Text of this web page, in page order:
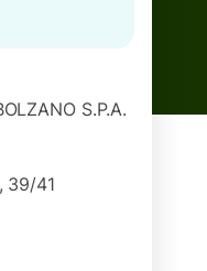
S.P.A.
39/41